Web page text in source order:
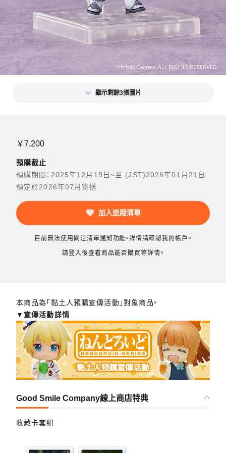
顯示剩餘3張圖片
￥7,200
預購截止
預購期間：2025年12月19日~至 (JST)2026年01月21日
預定於2026年07月寄送
加入追蹤清單
目前無法使用關注清單通知功能。詳情請確認我的帳戶。
請登入後查看商品能否購買等詳情。
本商品為「黏土人預購宣傳活動」對象商品。
▼宣傳活動詳情
Good Smile Company線上商店特典
收藏卡套組